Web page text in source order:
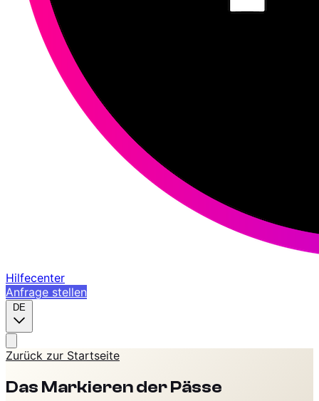
Hilfecenter
Anfrage stellen
DE
Zurück zur Startseite
Das Markieren der Pässe